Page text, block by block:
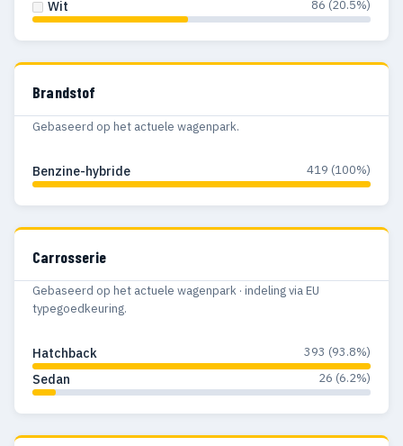
Wit 86 (20.5%)
Brandstof
Gebaseerd op het actuele wagenpark.
Benzine-hybride 419 (100%)
Carrosserie
Gebaseerd op het actuele wagenpark · indeling via EU
typegoedkeuring.
Hatchback 393 (93.8%)
Sedan 26 (6.2%)